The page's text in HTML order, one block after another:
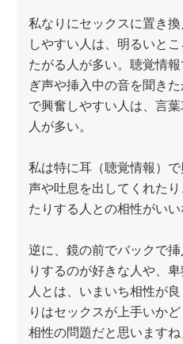
私なりにセックスに置き
しやすい人は、明るいと
たがる人が多い。聴覚情
ぎ声や挿入中の音を聞き
で興奮しやすい人は、言
人が多い。
私は特に耳（聴覚情報）で
声や吐息を出してくれた
たりする人との相性がいい
逆に、鏡の前でバックで
りするのが好きな人や、
人とは、いまいち相性が
りはセックスが上手いか
相性の問題だと思いますね